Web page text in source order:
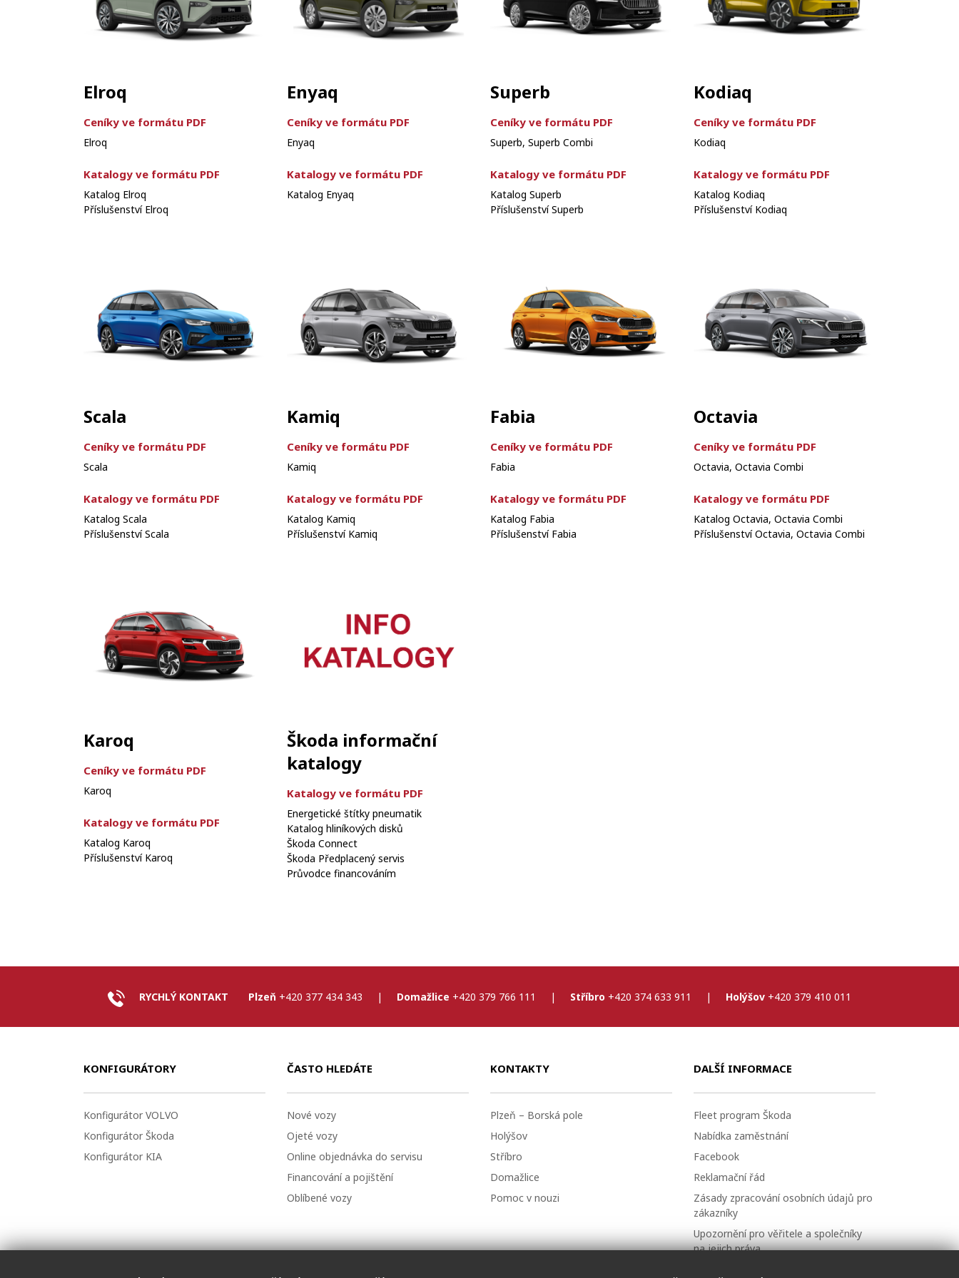
Elroq
Ceníky ve formátu PDF
Elroq
Katalogy ve formátu PDF
Katalog Elroq
Příslušenství Elroq
Enyaq
Ceníky ve formátu PDF
Enyaq
Katalogy ve formátu PDF
Katalog Enyaq
Superb
Ceníky ve formátu PDF
Superb, Superb Combi
Katalogy ve formátu PDF
Katalog Superb
Příslušenství Superb
Kodiaq
Ceníky ve formátu PDF
Kodiaq
Katalogy ve formátu PDF
Katalog Kodiaq
Příslušenství Kodiaq
Scala
Ceníky ve formátu PDF
Scala
Katalogy ve formátu PDF
Katalog Scala
Příslušenství Scala
Kamiq
Ceníky ve formátu PDF
Kamiq
Katalogy ve formátu PDF
Katalog Kamiq
Příslušenství Kamiq
Fabia
Ceníky ve formátu PDF
Fabia
Katalogy ve formátu PDF
Katalog Fabia
Příslušenství Fabia
Octavia
Ceníky ve formátu PDF
Octavia, Octavia Combi
Katalogy ve formátu PDF
Katalog Octavia, Octavia Combi
Příslušenství Octavia, Octavia Combi
Karoq
Ceníky ve formátu PDF
Karoq
Katalogy ve formátu PDF
Katalog Karoq
Příslušenství Karoq
Škoda informační
katalogy
Katalogy ve formátu PDF
Energetické štítky pneumatik
Katalog hliníkových disků
Škoda Connect
Škoda Předplacený servis
Průvodce financováním
RYCHLÝ KONTAKT Plzeň +420 377 434 343 | Domažlice +420 379 766 111 | Stříbro +420 374 633 911 | Holýšov +420 379 410 011
KONFIGURÁTORY
Konfigurátor VOLVO
Konfigurátor Škoda
Konfigurátor KIA
ČASTO HLEDÁTE
Nové vozy
Ojeté vozy
Online objednávka do servisu
Financování a pojištění
Oblíbené vozy
KONTAKTY
Plzeň – Borská pole
Holýšov
Stříbro
Domažlice
Pomoc v nouzi
DALŠÍ INFORMACE
Fleet program Škoda
Nabídka zaměstnání
Facebook
Reklamační řád
Zásady zpracování osobních údajů pro
zákazníky
Upozornění pro věřitele a společníky
na jejich práva